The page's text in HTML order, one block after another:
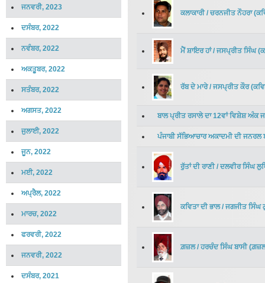
ਜਨਵਰੀ, 2023
ਦਸੰਬਰ, 2022
ਨਵੰਬਰ, 2022
ਅਕਤੂਬਰ, 2022
ਸਤੰਬਰ, 2022
ਅਗਸਤ, 2022
ਜੁਲਾਈ, 2022
ਜੂਨ, 2022
ਮਈ, 2022
ਅਪ੍ਰੈਲ, 2022
ਮਾਰਚ, 2022
ਫਰਵਰੀ, 2022
ਜਨਵਰੀ, 2022
ਦਸੰਬਰ, 2021
ਕਲਾਕਾਰੀ/ ਚਰਨਜੀਤ ਨੌਹਰਾ(
ਮੈਂ ਸ਼ਾਇਰ ਹਾਂ/ ਜਸਪ੍ਰੀਤ ਸਿੰਘ(
ਰੱਬ ਦੇ ਮਾਰੇ/ ਜਸਪ੍ਰੀਤ ਕੌਰ(
ਬਾਲ ਪ੍ਰੀਤ ਰਸਾਲੇ ਦਾ 12ਵਾਂ ਵਿਸ਼ੇਸ਼ ਅੰਕ
ਪੰਜਾਬੀ ਸੱਭਿਆਚਾਰ ਅਕਾਦਮੀ ਦੀ ਜਨਰਲ
ਰੁੱਤਾਂ ਦੀ ਰਾਣੀ/ ਦਲਵੀਰ ਸਿੰਘ
ਕਵਿਤਾ ਦੀ ਭਾਲ/ ਜਗਜੀਤ ਸਿੰਘ
ਗ਼ਜ਼ਲ/ ਹਰਚੰਦ ਸਿੰਘ ਬਾਸੀ(